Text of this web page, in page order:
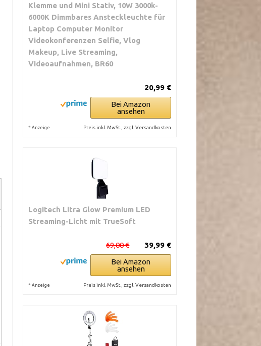
Klemme und Mini Stativ, 10W 3000k-
6000K Dimmbares Ansteckleuchte für
Laptop Computer Monitor
Videokonferenzen Selfie, Vlog
Makeup, Live Streaming,
Videoaufnahmen, BR60
20,99 €
Bei Amazon
ansehen
* Anzeige Preis inkl. MwSt., zzgl. Versandkosten
Logitech Litra Glow Premium LED
Streaming-Licht mit TrueSoft
39,99 €
69,00 €
Bei Amazon
ansehen
* Anzeige Preis inkl. MwSt., zzgl. Versandkosten